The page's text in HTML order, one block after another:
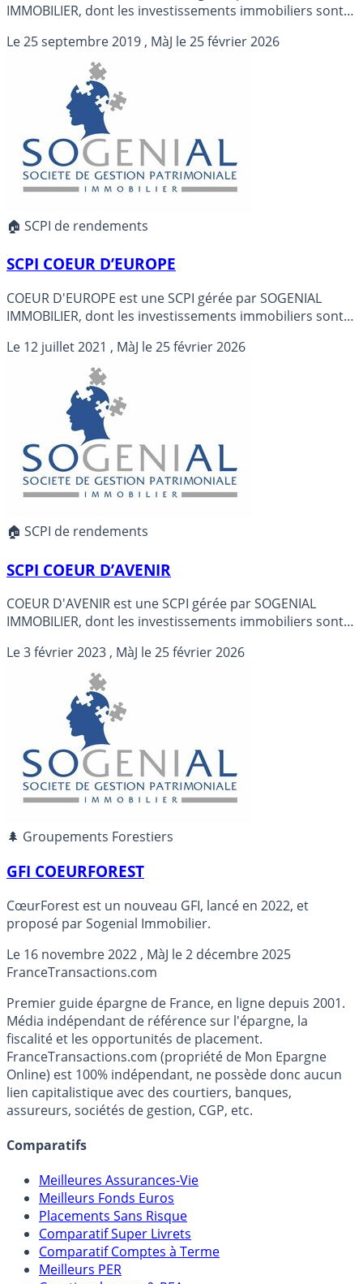
IMMOBILIER, dont les investissements immobiliers sont
COEUR D'EUROPE est à capital variable, créée en mai
Le25 septembre 2019 , MàJ le25 février 2026
🏠 SCPI de rendements
SCPI COEUR D’EUROPE
COEUR D'EUROPE est une SCPI gérée par SOGENIAL
IMMOBILIER, dont les investissements immobiliers sont
COEUR D'EUROPE est à capital variable, créée en mai
Le 12 juillet 2021 , MàJ le25 février 2026
🏠 SCPI de rendements
SCPI COEUR D’AVENIR
COEUR D'AVENIR est une SCPI gérée par SOGENIAL
IMMOBILIER, dont les investissements immobiliers sont
COEUR D'AVENIR est à capital variable, créée en octobre
Le3 février 2023, MàJ le25 février 2026
🌲 Groupements Forestiers
GFI COEURFOREST
CœurForest est un nouveau GFI, lancé en 2022, et
proposé par Sogenial Immobilier.
Le 16 novembre 2022 , MàJ le2 décembre 2025
FranceTransactions.com
Premier guide épargne de France, en ligne depuis 2001.
Média indépendant de référence sur l'épargne, la
fiscalité et les opportunités de placement.
FranceTransactions.com (propriété de Mon Epargne
Online) est 100% indépendant, ne possède donc aucun
lien capitalistique avec des courtiers, banques,
assureurs, sociétés de gestion, CGP, etc.
Comparatifs
Meilleures Assurances-Vie
Meilleurs Fonds Euros
Placements Sans Risque
Comparatif Super Livrets
Comparatif Comptes à Terme
Meilleurs PER